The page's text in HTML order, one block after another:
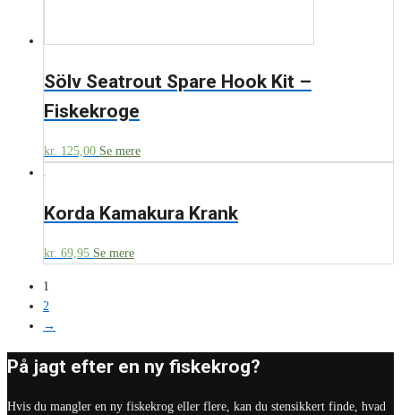
Sölv Seatrout Spare Hook Kit –
Fiskekroge
kr. 125,00 Se mere
Korda Kamakura Krank
kr. 69,95 Se mere
1
2
→
På jagt efter en ny fiskekrog?
Hvis du mangler en ny fiskekrog eller flere, kan du stensikkert finde, hvad